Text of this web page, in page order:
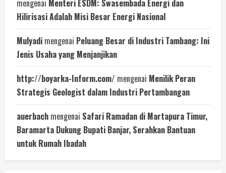
mengenai Menteri ESDM: Swasembada Energi dan
Hilirisasi Adalah Misi Besar Energi Nasional
Mulyadi mengenai Peluang Besar di Industri Tambang: Ini
Jenis Usaha yang Menjanjikan
http://boyarka-Inform.com/ mengenai Menilik Peran
Strategis Geologist dalam Industri Pertambangan
auerbach mengenai Safari Ramadan di Martapura Timur,
Baramarta Dukung Bupati Banjar, Serahkan Bantuan
untuk Rumah Ibadah